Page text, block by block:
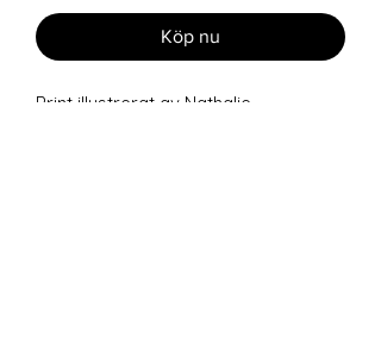
Köp nu
Print illustrerat av Nathalie